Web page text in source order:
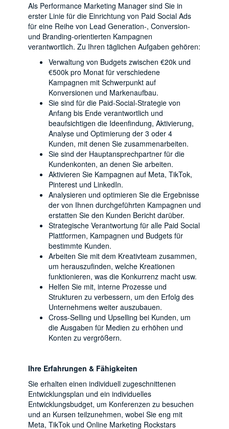
Als Performance Marketing Manager sind Sie in
erster Linie für die Einrichtung von Paid Social Ads
für eine Reihe von Lead Generation-, Conversion-
und Branding-orientierten Kampagnen
verantwortlich. Zu Ihren täglichen Aufgaben gehören:
Verwaltung von Budgets zwischen €20k und
€500k pro Monat für verschiedene
Kampagnen mit Schwerpunkt auf
Konversionen und Markenaufbau.
Sie sind für die Paid-Social-Strategie von
Anfang bis Ende verantwortlich und
beaufsichtigen die Ideenfindung, Aktivierung,
Analyse und Optimierung der 3 oder 4
Kunden, mit denen Sie zusammenarbeiten.
Sie sind der Hauptansprechpartner für die
Kundenkonten, an denen Sie arbeiten.
Aktivieren Sie Kampagnen auf Meta, TikTok,
Pinterest und LinkedIn.
Analysieren und optimieren Sie die Ergebnisse
der von Ihnen durchgeführten Kampagnen und
erstatten Sie den Kunden Bericht darüber.
Strategische Verantwortung für alle Paid Social
Plattformen, Kampagnen und Budgets für
bestimmte Kunden.
Arbeiten Sie mit dem Kreativteam zusammen,
um herauszufinden, welche Kreationen
funktionieren, was die Konkurrenz macht usw.
Helfen Sie mit, interne Prozesse und
Strukturen zu verbessern, um den Erfolg des
Unternehmens weiter auszubauen.
Cross-Selling und Upselling bei Kunden, um
die Ausgaben für Medien zu erhöhen und
Konten zu vergrößern.
Ihre Erfahrungen & Fähigkeiten
Sie erhalten einen individuell zugeschnittenen
Entwicklungsplan und ein individuelles
Entwicklungsbudget, um Konferenzen zu besuchen
und an Kursen teilzunehmen, wobei Sie eng mit
Meta, TikTok und Online Marketing Rockstars